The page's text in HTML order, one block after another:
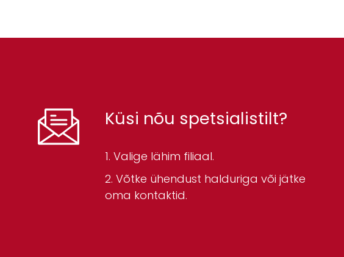
Küsi nõu spetsialistilt?
Valige lähim filiaal.
Võtke ühendust halduriga või jätke
oma kontaktid.